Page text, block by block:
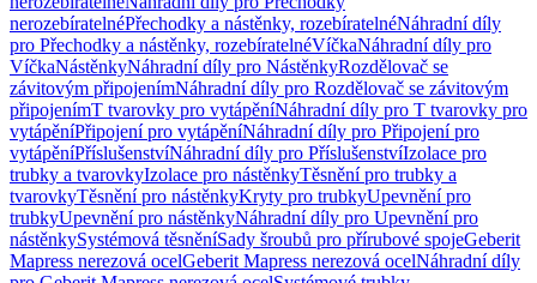
nerozebíratelnéPřechodky a nástěnky, rozebíratelnéNáhradní díly
pro Přechodky a nástěnky, rozebíratelnéVíčkaNáhradní díly pro
VíčkaNástěnkyNáhradní díly pro NástěnkyRozdělovač se
závitovým připojenímNáhradní díly pro Rozdělovač se závitovým
připojenímT tvarovky pro vytápěníNáhradní díly pro T tvarovky pro
vytápěníPřipojení pro vytápěníNáhradní díly pro Připojení pro
vytápěníPříslušenstvíNáhradní díly pro PříslušenstvíIzolace pro
trubky a tvarovkyIzolace pro nástěnkyTěsnění pro trubky a
tvarovkyTěsnění pro nástěnkyKryty pro trubkyUpevnění pro
trubkyUpevnění pro nástěnkyNáhradní díly pro Upevnění pro
nástěnkySystémová těsněníSady šroubů pro přírubové spojeGeberit
Mapress nerezová ocelGeberit Mapress nerezová ocelNáhradní díly